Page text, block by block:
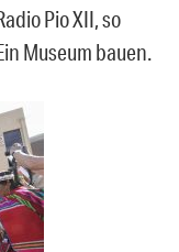
Pio XII, so
Museum bauen.